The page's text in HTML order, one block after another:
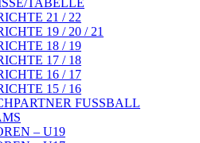
TABELLE
21 / 22
19 / 20 / 21
18 / 19
17 / 18
16 / 17
15 / 16
FUSSBALL
– U19